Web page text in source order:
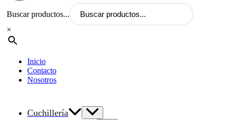
Buscar productos...
×
Inicio
Contacto
Nosotros
Cuchillería